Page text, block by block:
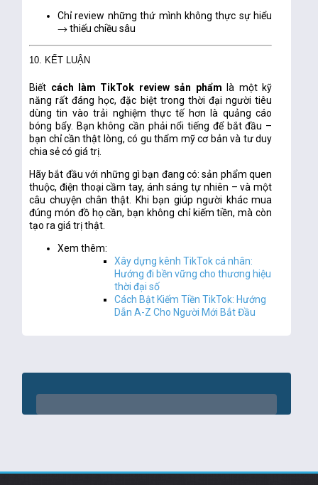
Chỉ review những thứ mình không thực sự hiểu
→ thiếu chiều sâu
10. KẾT LUẬN
Biết cách làm TikTok review sản phẩm là một kỹ
năng rất đáng học, đặc biệt trong thời đại người tiêu
dùng tin vào trải nghiệm thực tế hơn là quảng cáo
bóng bẩy. Bạn không cần phải nổi tiếng để bắt đầu –
bạn chỉ cần thật lòng, có gu thẩm mỹ cơ bản và tư duy
chia sẻ có giá trị.
Hãy bắt đầu với những gì bạn đang có: sản phẩm quen
thuộc, điện thoại cầm tay, ánh sáng tự nhiên – và một
câu chuyện chân thật. Khi bạn giúp người khác mua
đúng món đồ họ cần, bạn không chỉ kiếm tiền, mà còn
tạo ra giá trị thật.
Xem thêm:
Xây dựng kênh TikTok cá nhân:
Hướng đi bền vững cho thương hiệu
thời đại số
Cách Bật Kiếm Tiền TikTok: Hướng
Dẫn A-Z Cho Người Mới Bắt Đầu